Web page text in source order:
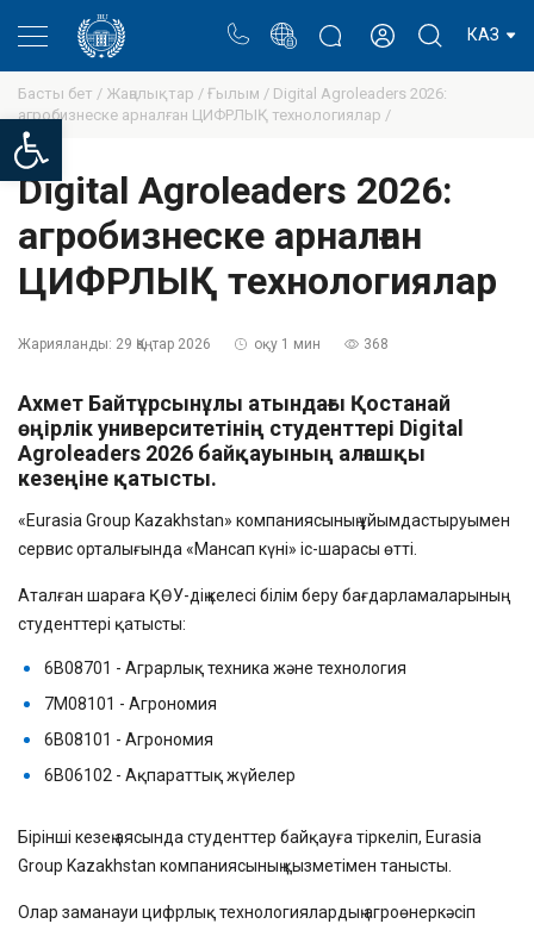
Open toolbar
КАЗ
Басты бет / Жаңалықтар / Ғылым / Digital Agroleaders 2026:
агробизнеске арналған ЦИФРЛЫҚ технологиялар /
Digital Agroleaders 2026:
агробизнеске арналған
ЦИФРЛЫҚ технологиялар
Жарияланды: 29 Қаңтар 2026 оқу 1 мин 368
Ахмет Байтұрсынұлы атындағы Қостанай
өңірлік университетінің студенттері Digital
Agroleaders 2026 байқауының алғашқы
кезеңіне қатысты.
«Eurasia Group Kazakhstan» компаниясының ұйымдастыруымен
сервис орталығында «Мансап күні» іс-шарасы өтті.
Аталған шараға ҚӨУ-дің келесі білім беру бағдарламаларының
студенттері қатысты:
6В08701 - Аграрлық техника және технология
7М08101 - Агрономия
6В08101 - Агрономия
6В06102 - Ақпараттық жүйелер
Бірінші кезең аясында студенттер байқауға тіркеліп, Eurasia
Group Kazakhstan компаниясының қызметімен танысты.
Олар заманауи цифрлық технологиялардың агроөнеркәсіп